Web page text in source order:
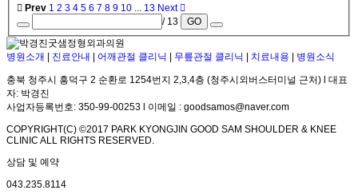
Prev 1 2 3 4 5 6 7 8 9 10 13 Next
/ 13
GO
병원소개 진료안내 어깨관절 클리닉 무릎관절 클리닉 치료내용 병원소식
충북 청주시 흥덕구 2 순환로 1254번지 2,3,4층 (청주시외버스터미널 근처) l 대표
자: 박경진
사업자등록번호: 350-99-00253 l 이메일 : goodsamos@naver.com
COPYRIGHT(C) ©2017 PARK KYONGJIN GOOD SAM SHOULDER & KNEE
CLINIC ALL RIGHTS RESERVED.
상담 및 예약
043.235.8114